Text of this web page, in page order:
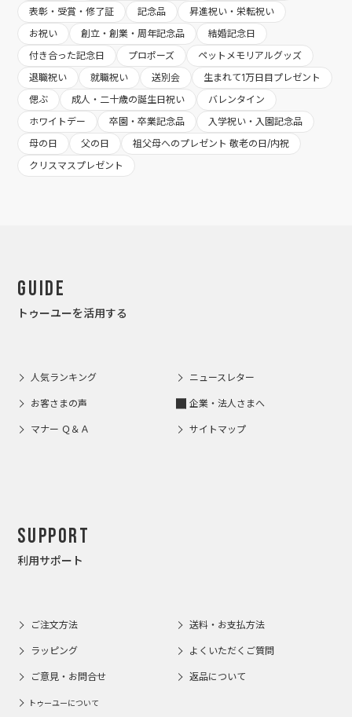
表彰・受賞・修了証
記念品
昇進祝い・栄転祝い
お祝い
創立・創業・周年記念品
結婚記念日
付き合った記念日
プロポーズ
ペットメモリアルグッズ
退職祝い
就職祝い 送別会
生まれて1万日目プレゼント
偲ぶ
成人・二十歳の誕生日祝い
バレンタイン
ホワイトデー
卒園・卒業記念品
入学祝い・入園記念品
母の日
父の日
祖父母へのプレゼント 敬老の日/内祝
クリスマスプレゼント
Guide
トゥーユーを活用する
人気ランキング ニュースレター
お客さまの声 企業・法人さまへ
マナー Ｑ＆Ａ サイトマップ
Support
利用サポート
ご注文方法 送料・お支払方法
ラッピング よくいただくご質問
ご意見・お問合せ 返品について
トゥーユーについて